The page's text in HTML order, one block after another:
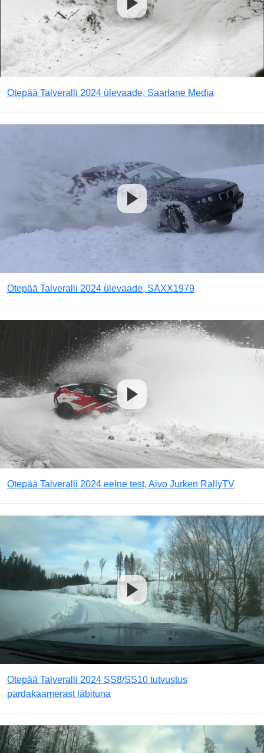
Otepää Talveralli 2024 ülevaade, Saarlane Media
Otepää Talveralli 2024 ülevaade, SAXX1979
Otepää Talveralli 2024 eelne test, Aivo Jurken RallyTV
Otepää Talveralli 2024 SS8/SS10 tutvustus
pardakaamerast läbituna